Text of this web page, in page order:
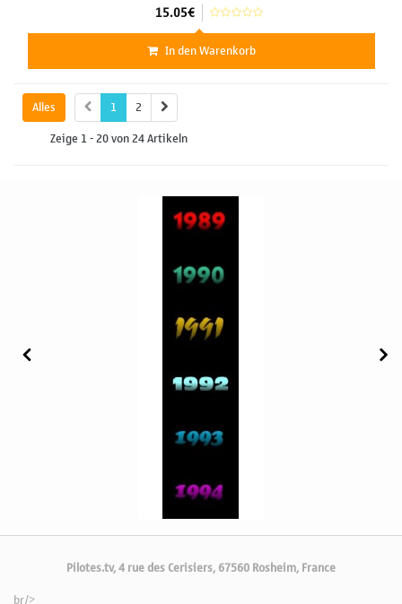
15.05€
In den Warenkorb
Alles 1
2
Zeige 1 - 20 von 24 Artikeln
Pilotes.tv, 4 rue des Cerisiers, 67560 Rosheim, France
br/>